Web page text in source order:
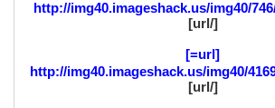
[/url]
[url=]
[/url]